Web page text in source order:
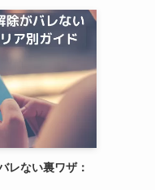
レない裏ワザ：